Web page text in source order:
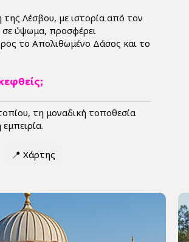
Λέσβου, με ιστορία από τον
σε ύψωμα, προσφέρει
το Απολιθωμένο Δάσος και το
τη μοναδική τοποθεσία
📍 Χάρτης